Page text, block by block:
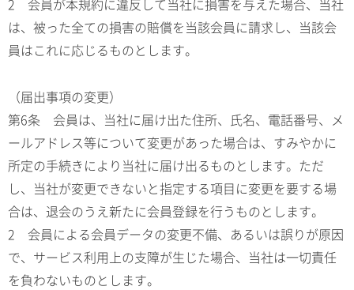
2 会員が本規約に違反して当社に損害を与えた場合、当社
は、被った全ての損害の賠償を当該会員に請求し、当該会
員はこれに応じるものとします。
（届出事項の変更）
第6条 会員は、当社に届け出た住所、氏名、電話番号、メ
ールアドレス等について変更があった場合は、すみやかに
所定の手続きにより当社に届け出るものとします。ただ
し、当社が変更できないと指定する項目に変更を要する場
合は、退会のうえ新たに会員登録を行うものとします。
2 会員による会員データの変更不備、あるいは誤りが原因
で、サービス利用上の支障が生じた場合、当社は一切責任
を負わないものとします。